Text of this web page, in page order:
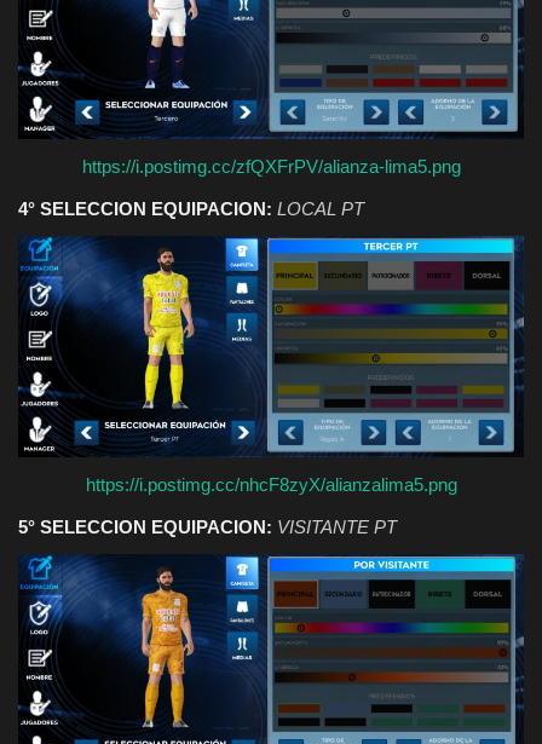
https://i.postimg.cc/zfQXFrPV/alianza-lima5.png
4° SELECCION EQUIPACION: LOCAL PT
https://i.postimg.cc/nhcF8zyX/alianzalima5.png
5° SELECCION EQUIPACION: VISITANTE PT